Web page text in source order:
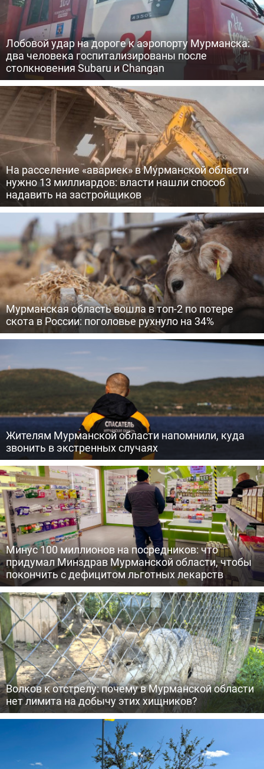
Лобовой удар на дороге к аэропорту Мурманска:
два человека госпитализированы после
столкновения Subaru и Changan
На расселение «авариек» в Мурманской области
нужно 13 миллиардов: власти нашли способ
надавить на застройщиков
Мурманская область вошла в топ-2 по потере
скота в России: поголовье рухнуло на 34%
Жителям Мурманской области напомнили, куда
звонить в экстренных случаях
Минус 100 миллионов на посредников: что
придумал Минздрав Мурманской области, чтобы
покончить с дефицитом льготных лекарств
Волков к отстрелу: почему в Мурманской области
нет лимита на добычу этих хищников?